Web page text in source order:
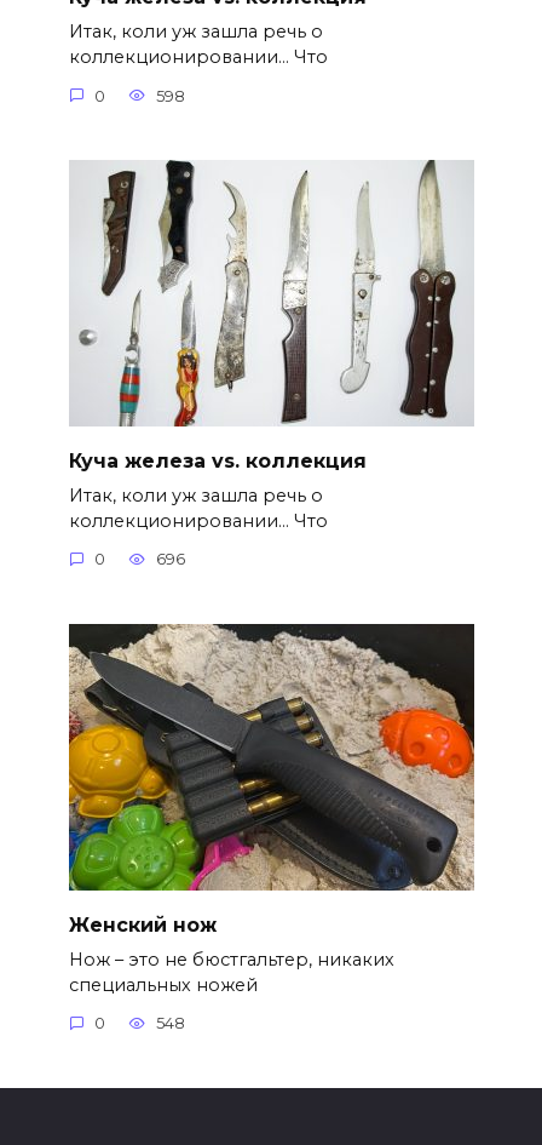
Итак, коли уж зашла речь о
коллекционировании… Что
0 598
Куча железа vs. коллекция
Итак, коли уж зашла речь о
коллекционировании… Что
0 696
Женский нож
Нож – это не бюстгальтер, никаких
специальных ножей
0 548